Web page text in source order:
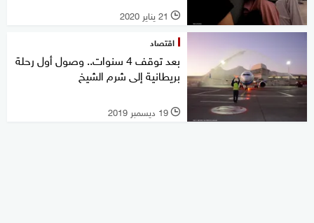
l 21 يناير 2020
اقتصاد
بعد توقف 4 سنوات.. وصول أول رحلة
بريطانية إلى شرم الشيخ
l 19 ديسمبر 2019